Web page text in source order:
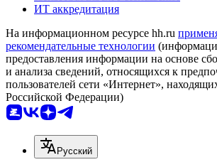
ИТ аккредитация
На информационном ресурсе hh.ru
рекомендательные технологии
предоставления информации на основе
и анализа сведений, относящихся к
пользователей сети «Интернет»,
Российской Федерации)
Русский